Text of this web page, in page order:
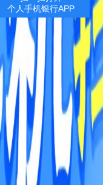
个人手机银行APP